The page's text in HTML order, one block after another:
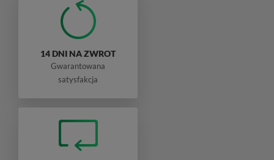
14 DNI NA ZWROT
Gwarantowana
satysfakcja